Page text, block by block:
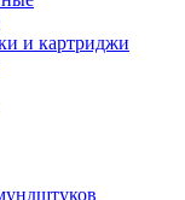
и картриджи